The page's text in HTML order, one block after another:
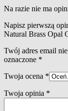
Na razie nie ma
Napisz pierwszą
Natural Brass Opal
Twój adres email
oznaczone *
Twoja ocena *
Twoja opinia *